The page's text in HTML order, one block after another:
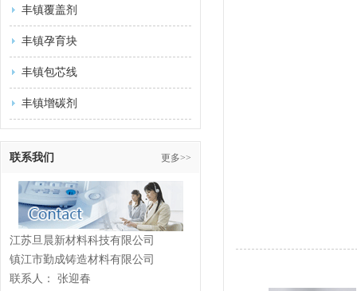
丰镇覆盖剂
丰镇孕育块
丰镇包芯线
丰镇增碳剂
联系我们 更多>>
江苏旦晨新材料科技有限公司
镇江市勤成铸造材料有限公司
联系人： 张迎春